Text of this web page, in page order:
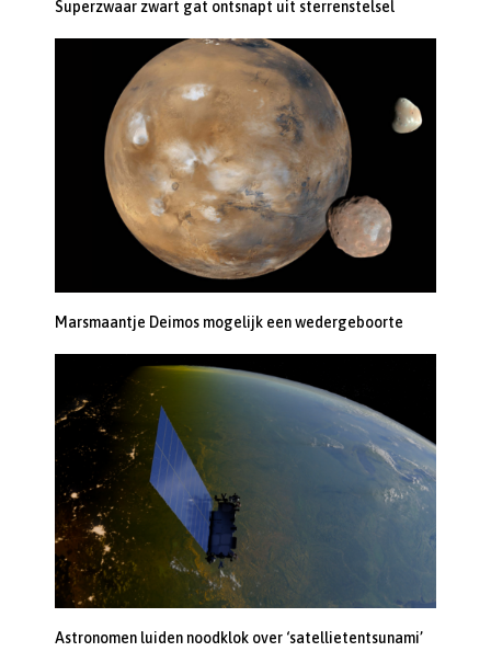
Superzwaar zwart gat ontsnapt uit sterrenstelsel
Marsmaantje Deimos mogelijk een wedergeboorte
Astronomen luiden noodklok over ‘satellietentsunami’